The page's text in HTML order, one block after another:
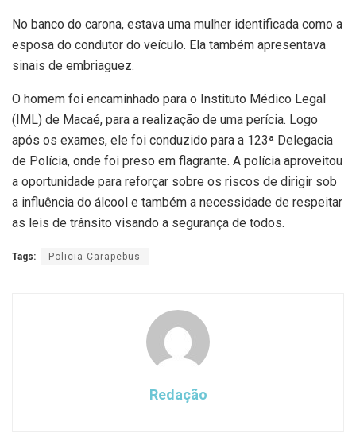
No banco do carona, estava uma mulher identificada como a
esposa do condutor do veículo. Ela também apresentava
sinais de embriaguez.
O homem foi encaminhado para o Instituto Médico Legal
(IML) de Macaé, para a realização de uma perícia. Logo
após os exames, ele foi conduzido para a 123ª Delegacia
de Polícia, onde foi preso em flagrante. A polícia aproveitou
a oportunidade para reforçar sobre os riscos de dirigir sob
a influência do álcool e também a necessidade de respeitar
as leis de trânsito visando a segurança de todos.
Tags: Policia Carapebus
Redação